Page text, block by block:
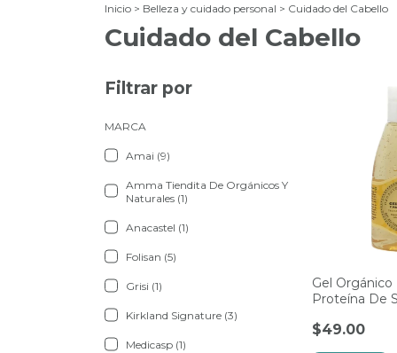
Inicio > Belleza y cuidado personal > Cuidado del Cabello
Cuidado del Cabello
Filtrar por
MARCA
Amai (9)
Amma Tiendita De Orgánicos Y
Naturales (1)
Anacastel (1)
Folisan (5)
Grisi (1)
Kirkland Signature (3)
Medicasp (1)
Gel Orgánico
Proteína De
$49.00